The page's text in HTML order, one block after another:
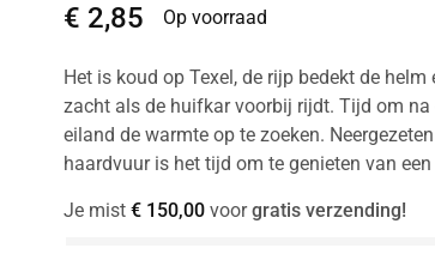
€ 2,85 Op voorraad
Het is koud op Texel, de rijp bedekt de
zacht als de huifkar voorbij rijdt. Tijd om na
eiland de warmte op te zoeken.
haardvuur is het tijd om te genieten van
Je mist €150,00voorgratis verzending!